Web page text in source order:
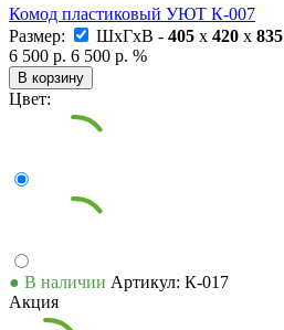
Комод пластиковый УЮТ К-007
Размер:
ШxГxВ - 405 x 420 x 835
6 500 р. 6 500 р. %
В корзину
Цвет:
● В наличии Артикул: К-017
Акция